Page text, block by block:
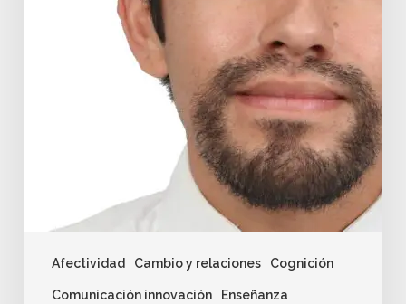
Afectividad Cambio y relaciones Cognición
Comunicación innovación Enseñanza